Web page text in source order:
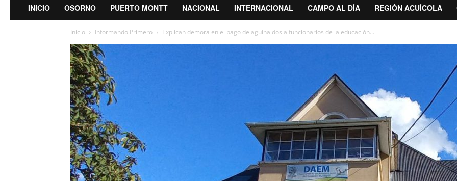
INICIO OSORNO PUERTO MONTT NACIONAL INTERNACIONAL CAMPO AL DÍA REGIÓN ACUÍCOLA
Inicio Informando Primero Explican demora en el pago de aguinaldos a funcionarios de la educación...